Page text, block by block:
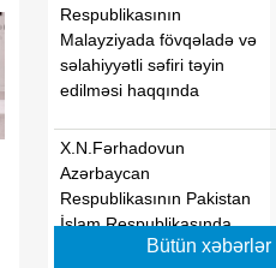
Respublikasının
Malayziyada fövqəladə və
səlahiyyətli səfiri təyin
edilməsi haqqında
X.N.Fərhadovun
Azərbaycan
Respublikasının Pakistan
İslam Respublikasında
fövqəladə və səlahiyyətli
Bütün xəbərlər